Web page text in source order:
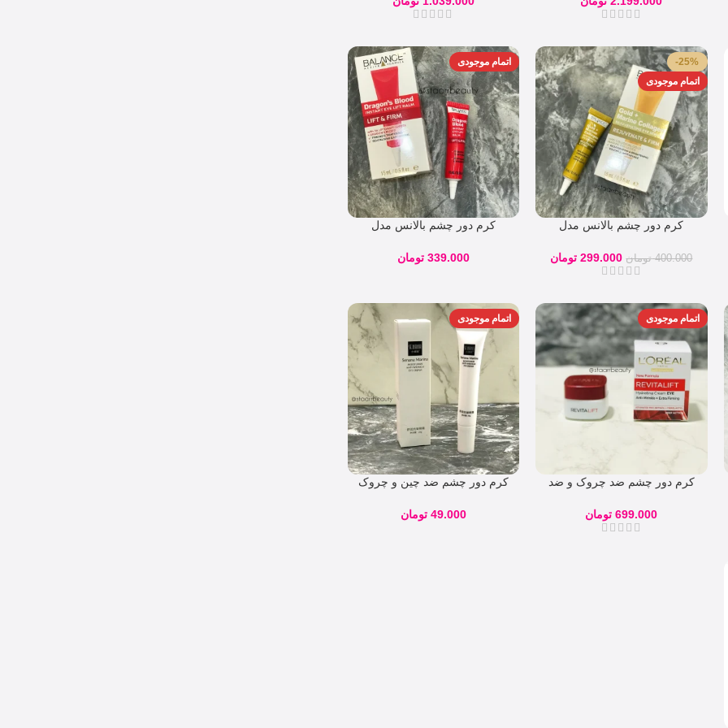
-25%
اتمام موجودی
کرم دور چشم بالانس مدل
400.000 تومان 299.000 تومان
اتمام موجودی
کرم دور چشم بالانس مدل
339.000 تومان
اتمام موجودی
کرم دور چشم ضد چروک و ضد
699.000 تومان
اتمام موجودی
کرم دور چشم ضد چین و چروک
49.000 تومان